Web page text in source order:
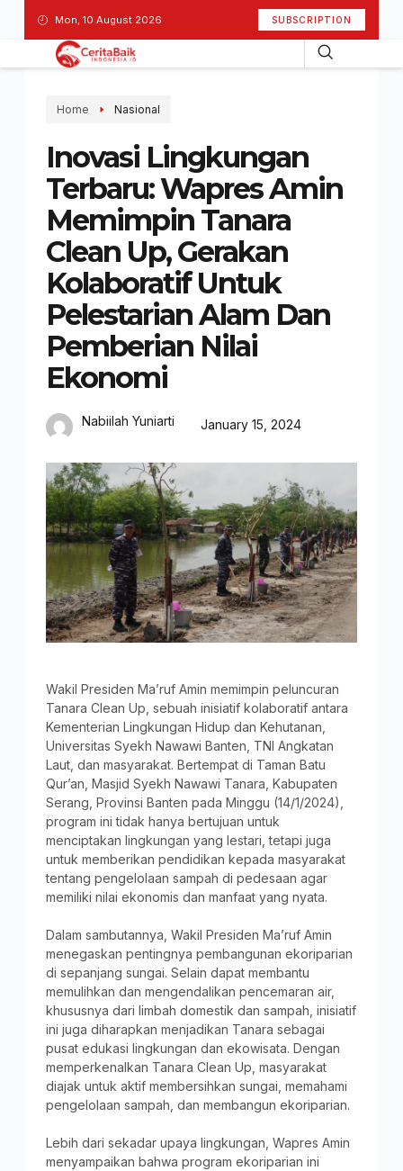
Mon, 10 August 2026 SUBSCRIPTION
Home Nasional
Inovasi Lingkungan
Terbaru: Wapres Amin
Memimpin Tanara
Clean Up, Gerakan
Kolaboratif Untuk
Pelestarian Alam Dan
Pemberian Nilai
Ekonomi
Nabiilah Yuniarti January 15, 2024
Wakil Presiden Ma’ruf Amin memimpin peluncuran
Tanara Clean Up, sebuah inisiatif kolaboratif antara
Kementerian Lingkungan Hidup dan Kehutanan,
Universitas Syekh Nawawi Banten, TNI Angkatan
Laut, dan masyarakat. Bertempat di Taman Batu
Qur’an, Masjid Syekh Nawawi Tanara, Kabupaten
Serang, Provinsi Banten pada Minggu (14/1/2024),
program ini tidak hanya bertujuan untuk
menciptakan lingkungan yang lestari, tetapi juga
untuk memberikan pendidikan kepada masyarakat
tentang pengelolaan sampah di pedesaan agar
memiliki nilai ekonomis dan manfaat yang nyata.
Dalam sambutannya, Wakil Presiden Ma’ruf Amin
menegaskan pentingnya pembangunan ekoriparian
di sepanjang sungai. Selain dapat membantu
memulihkan dan mengendalikan pencemaran air,
khususnya dari limbah domestik dan sampah, inisiatif
ini juga diharapkan menjadikan Tanara sebagai
pusat edukasi lingkungan dan ekowisata. Dengan
memperkenalkan Tanara Clean Up, masyarakat
diajak untuk aktif membersihkan sungai, memahami
pengelolaan sampah, dan membangun ekoriparian.
Lebih dari sekadar upaya lingkungan, Wapres Amin
menyampaikan bahwa program ekoriparian ini